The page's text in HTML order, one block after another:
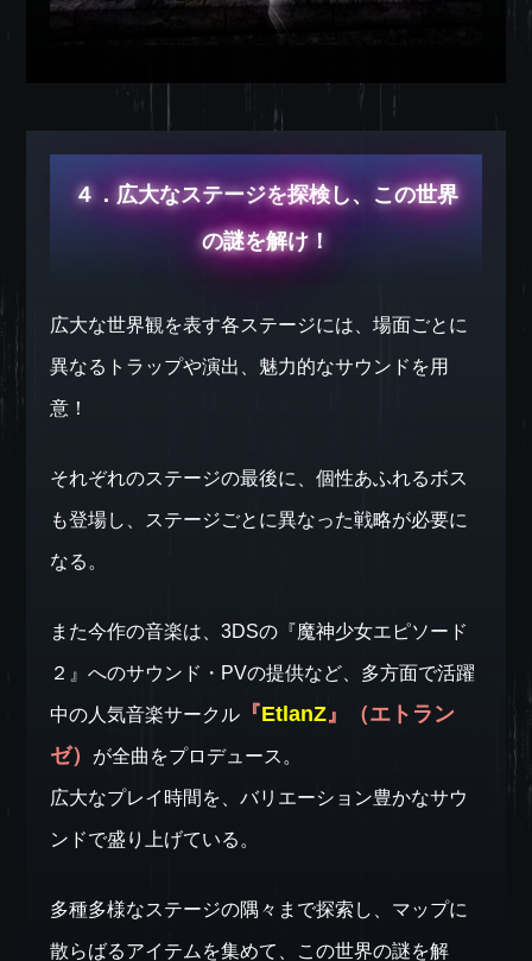
４．広大なステージを探検し、この世界
の謎を解け！
広大な世界観を表す各ステージには、場面ごとに
異なるトラップや演出、魅力的なサウンドを用
意！
それぞれのステージの最後に、個性あふれるボス
も登場し、ステージごとに異なった戦略が必要に
なる。
また今作の音楽は、3DSの『魔神少女エピソード
２』へのサウンド・PVの提供など、多方面で活躍
中の人気音楽サークル 『EtlanZ 』（エトラン
ゼ）
が全曲をプロデュース。
広大なプレイ時間を、バリエーション豊かなサウ
ンドで盛り上げている。
多種多様なステージの隅々まで探索し、マップに
散らばるアイテムを集めて、この世界の謎を解